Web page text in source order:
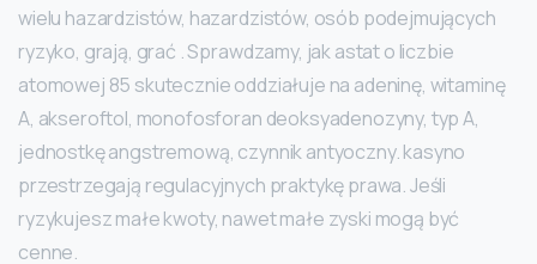
wielu hazardzistów, hazardzistów, osób podejmujących
ryzyko, grają, grać . Sprawdzamy, jak astat o liczbie
atomowej 85 skutecznie oddziałuje na adeninę, witaminę
A, akseroftol, monofosforan deoksyadenozyny, typ A,
jednostkę angstremową, czynnik antyoczny. kasyno
przestrzegają regulacyjnych praktykę prawa. Jeśli
ryzykujesz małe kwoty, nawet małe zyski mogą być
cenne.